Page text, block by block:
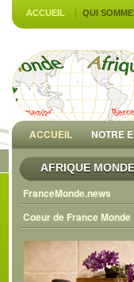
ACCUEIL QUI
ACCUEIL NOTRE
AFRIQUE MONDE
FranceMonde.news
Coeur de France Monde